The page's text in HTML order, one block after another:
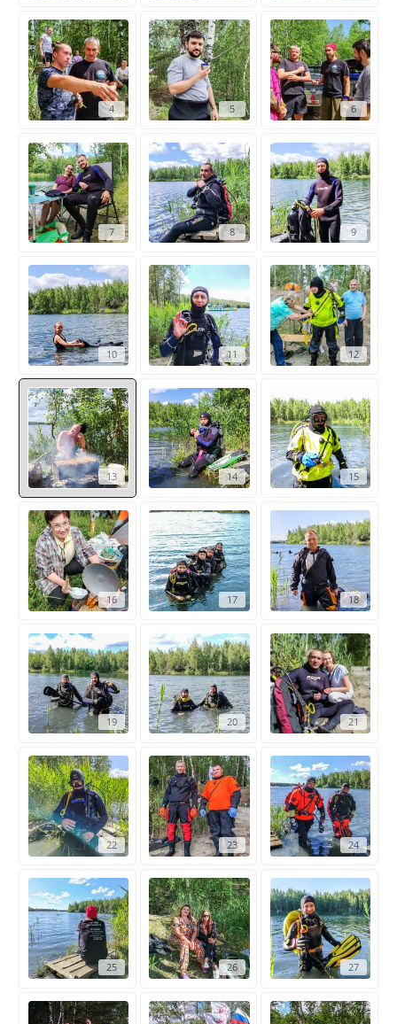
4 5 6
7 8 9
10 11 12
13 14 15
16 17 18
19 20 21
22 23 24
25 26 27